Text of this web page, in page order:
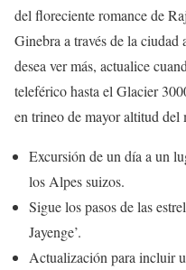
del floreciente romance de
Ginebra a través de la
desea ver más, actualice
teleférico hasta el Glacier
en trineo de mayor altitud del
Excursión de un día a un
los Alpes suizos.
Sigue los pasos de las
Jayenge’.
Actualización para incluir